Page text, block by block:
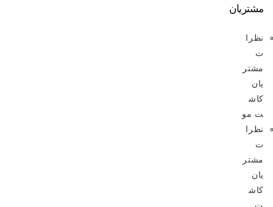
مشتریان
نظرا
ت
مشتر
یان
کاش
ت مو
نظرا
ت
مشتر
یان
کاش